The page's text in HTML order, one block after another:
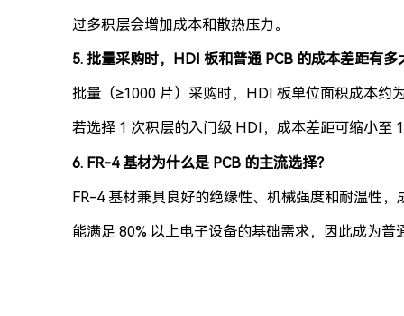
过多积层会增加成本和散热压力。
5. 批量采购时，HDI 板和普通 PCB 的成本差距有多
批量（≥1000 片）采购时，HDI 板单位面积成本约
若选择 1 次积层的入门级 HDI，成本差距可缩小至
6. FR-4 基材为什么是 PCB 的主流选择？
FR-4 基材兼具良好的绝缘性、机械强度和耐温性，
能满足 80% 以上电子设备的基础需求，因此成为